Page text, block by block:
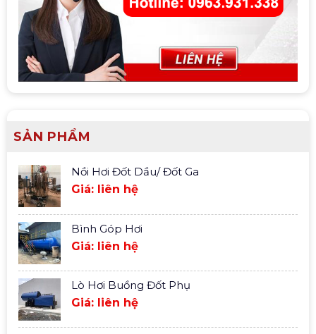
SẢN PHẨM
Nồi Hơi Đốt Dầu/ Đốt Ga
Giá: liên hệ
Bình Góp Hơi
Giá: liên hệ
Lò Hơi Buồng Đốt Phụ
Giá: liên hệ